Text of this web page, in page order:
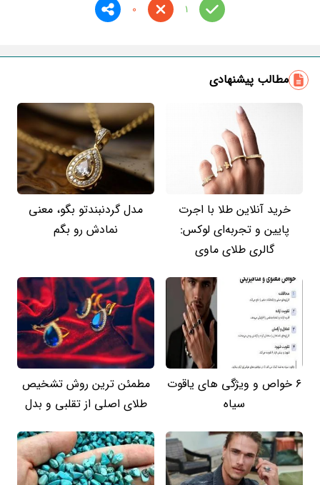
1
0
مطالب پیشنهادی
خرید آنلاین طلا با اجرت
پایین و تجربه‌ای لوکس:
گالری طلای ماوی
مدل گردنبندتو بگو، معنی
نمادش رو بگم
6 خواص و ویژگی های یاقوت
سیاه
مطمئن ترین روش تشخیص
طلای اصلی از تقلبی و بدل